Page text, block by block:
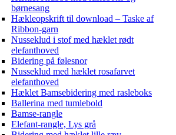
børnesang
Hækleopskrift til download – Taske af
Ribbon-garn
Nusseklud i stof med hæklet rødt
elefanthoved
Bidering på følesnor
Nusseklud med hæklet rosafarvet
elefanthoved
Hæklet Bamsebidering med rasleboks
Ballerina med tumlebold
Bamse-rangle
Elefant-rangle, Lys grå